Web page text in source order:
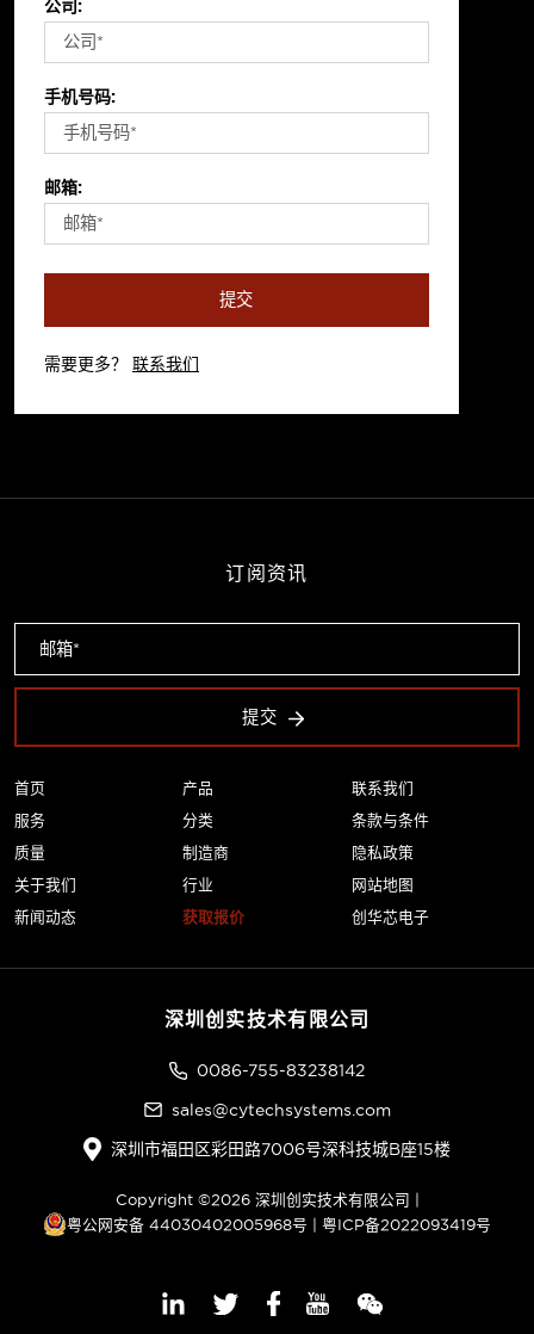
公司:
手机号码:
邮箱:
提交
需要更多？ 联系我们
首页
服务
质量
关于我们
新闻动态
产品
分类
制造商
行业
获取报价
联系我们
条款与条件
隐私政策
网站地图
创华芯电子
订阅资讯
提交
深圳创实技术有限公司
0086-755-83238142
sales@cytechsystems.com
深圳市福田区彩田路7006号深科技城B座15楼
Copyright ©2026 深圳创实技术有限公司 |
粤公网安备 44030402005968号 | 粤ICP备2022093419号